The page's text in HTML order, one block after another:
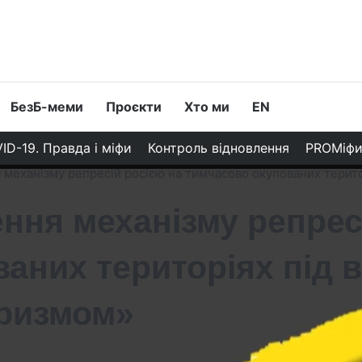
БезБ-меми Проєкти Хто ми EN
19. Правда і міфи Контроль відновлення PROМіфи
репресій росією на тимчасово окупованих
територіях під